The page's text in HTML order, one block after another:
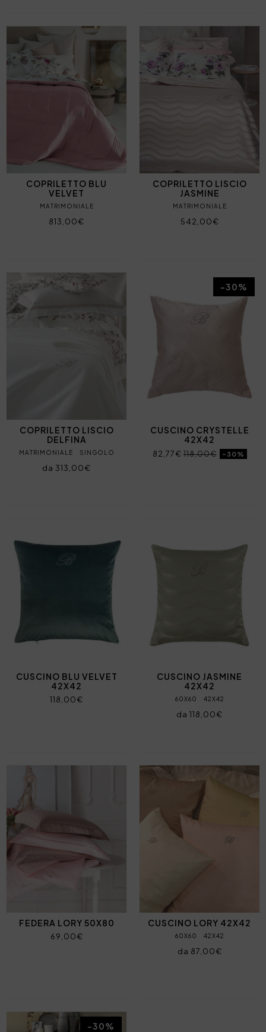
COPRILETTO BLU
VELVET
MATRIMONIALE
813,00€
COPRILETTO LISCIO
JASMINE
MATRIMONIALE
542,00€
COPRILETTO LISCIO
DELFINA
MATRIMONIALE SINGOLO
da 313,00€
CUSCINO CRYSTELLE
42X42
82,77€118,00€ -30%
-30%
CUSCINO BLU VELVET
42X42
118,00€
CUSCINO JASMINE
42X42
60X60 42X42
da 118,00€
FEDERA LORY 50X80
69,00€
CUSCINO LORY 42X42
60X60 42X42
da 87,00€
-30%